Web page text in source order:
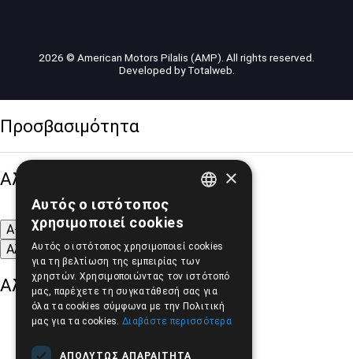
2026 © American Motors Pilalis (AMP). All rights reserved.
Developed byTotalweb
Προσβασιμότητα
Αλλαγή Μεγέθους
A- A+
A
Αλλαγή Γραμματοσειράς
Αλλαγή Χρώματος
×
Αυτός ο ιστότοπος
χρησιμοποιεί cookies
Αυτός ο ιστότοπος χρησιμοποιεί cookies
για τη βελτίωση της εμπειρίας των
χρηστών. Χρησιμοποιώντας τον ιστότοπό
μας, παρέχετε τη συγκατάθεσή σας για
όλα τα cookies σύμφωνα με την Πολιτική
μας για τα cookies. Διαβάστε περισσότερα
ΑΠΟΛΎΤΩΣ ΑΠΑΡΑΊΤΗΤΑ